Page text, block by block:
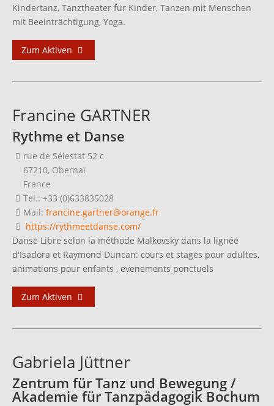
Kindertanz, Tanztheater für Kinder, Tanzen mit Menschen
mit Beeinträchtigung, Yoga.
Zum Aktiven
Francine GARTNER
Rythme et Danse
rue de Sélestat 52 c
67210, Obernai
France
Tel.: +33 (0)633835028
Mail: francine.gartner@orange.fr
https://rythmeetdanse.com/
Danse Libre selon la méthode Malkovsky dans la lignée
d'Isadora et Raymond Duncan: cours et stages pour adultes,
animations pour enfants , evenements ponctuels
Zum Aktiven
Gabriela Jüttner
Zentrum für Tanz und Bewegung /
Akademie für Tanzpädagogik Bochum